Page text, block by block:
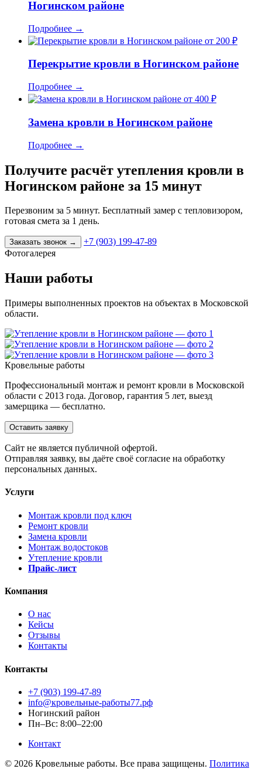
Ногинском районе
Подробнее →
от 200 ₽
Перекрытие кровли в Ногинском районе
Подробнее →
от 400 ₽
Замена кровли в Ногинском районе
Подробнее →
Получите расчёт утепления кровли в
Ногинском районе за 15 минут
Перезвоним за 5 минут. Бесплатный замер с тепловизором,
готовая смета за 1 день.
Заказать звонок →
+7 (903) 199-47-89
Фотогалерея
Наши работы
Примеры выполненных проектов на объектах в Московской
области.
Кровельные работы
Профессиональный монтаж и ремонт кровли в Московской
области с 2013 года. Договор, гарантия 5 лет, выезд
замерщика — бесплатно.
Оставить заявку
Cайт не является публичной офертой.
Отправляя заявку, вы даёте своё согласие на обработку
персональных данных.
Услуги
Монтаж кровли под ключ
Ремонт кровли
Замена кровли
Монтаж водостоков
Утепление кровли
Прайс-лист
Компания
О нас
Кейсы
Отзывы
Контакты
Контакты
+7 (903) 199-47-89
info@кровельные-работы77.рф
Ногинский район
Пн–Вс: 8:00–22:00
Контакт
© 2026 Кровельные работы. Все права защищены. Политика